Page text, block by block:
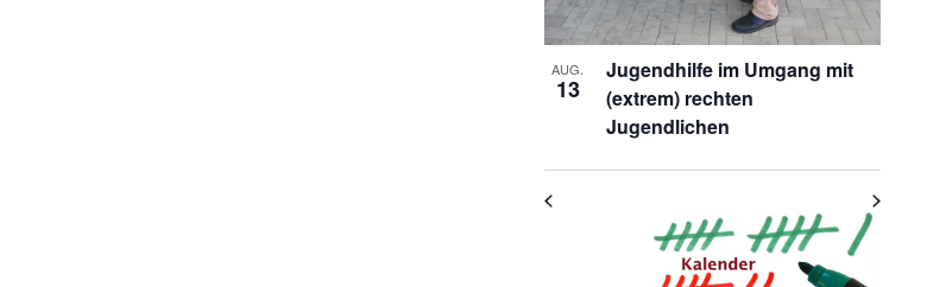
View
AUG.
13
Jugendhilfe im Umgang mit
(extrem) rechten
Jugendlichen